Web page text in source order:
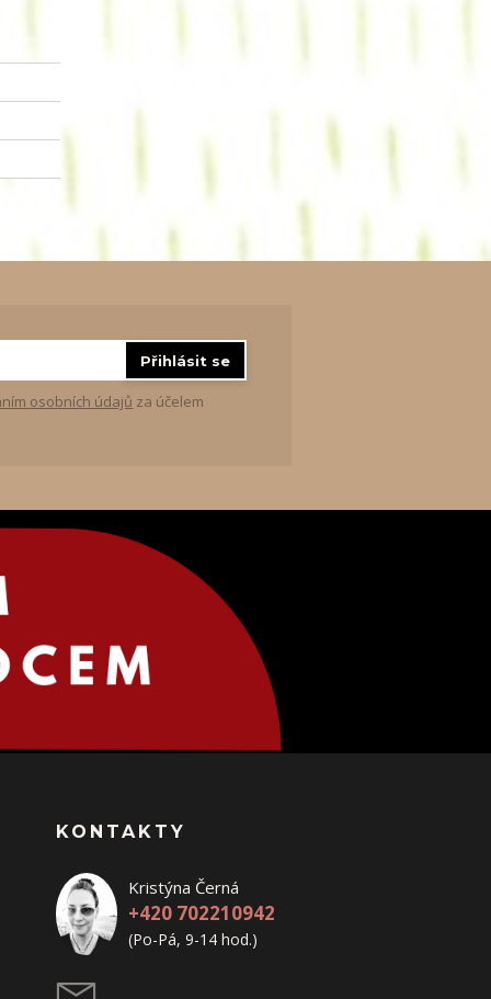
Přihlásit se
osobních údajů za účelem
KONTAKTY
Kristýna Černá
+420 702210942
(Po-Pá, 9-14 hod.)